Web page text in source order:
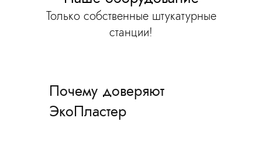
Только собственные штукатурные
станции!
Почему доверяют
ЭкоПластер